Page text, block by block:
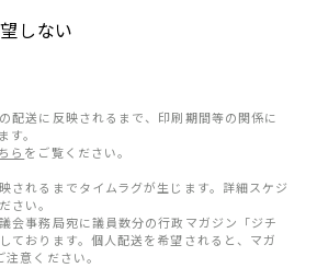
しない
配送に反映されるまで、印刷期間等の関係に
す。
ら をご覧ください。
されるまでタイムラグが生じます。詳細スケジ
さい。
会事務局宛に議員数分の行政マガジン「ジチ
ております。個人配送を希望されると、マガ
意ください。